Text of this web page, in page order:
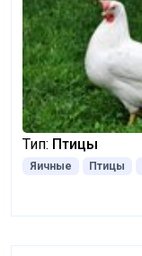
Тип: Птицы
Яичные Птицы